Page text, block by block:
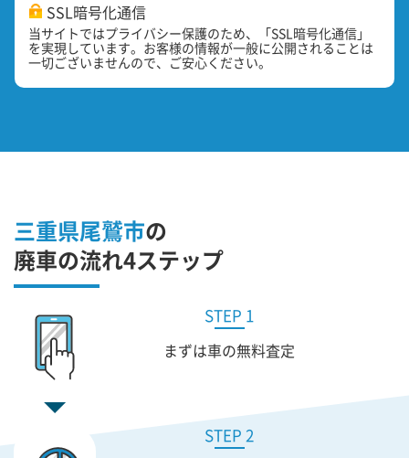
SSL暗号化通信
当サイトではプライバシー保護のため、「SSL暗号化通信」
を実現しています。お客様の情報が一般に公開されることは
一切ございませんので、ご安心ください。
三重県尾鷲市の
廃車の流れ4ステップ
STEP 1
まずは車の無料査定
STEP 2